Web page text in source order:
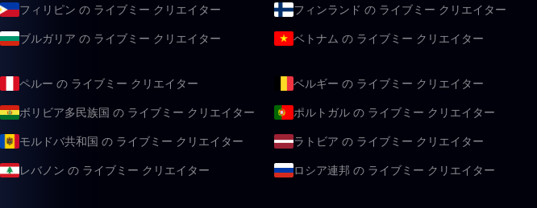
フィリピン の ライブミー クリエイター フィンランド の ライブミー クリエイター
ブルガリア の ライブミー クリエイター ベトナム の ライブミー クリエイター
ペルー の ライブミー クリエイター ベルギー の ライブミー クリエイター
ボリビア多民族国 の ライブミー クリエイター ポルトガル の ライブミー クリエイター
モルドバ共和国 の ライブミー クリエイター ラトビア の ライブミー クリエイター
レバノン の ライブミー クリエイター ロシア連邦 の ライブミー クリエイター